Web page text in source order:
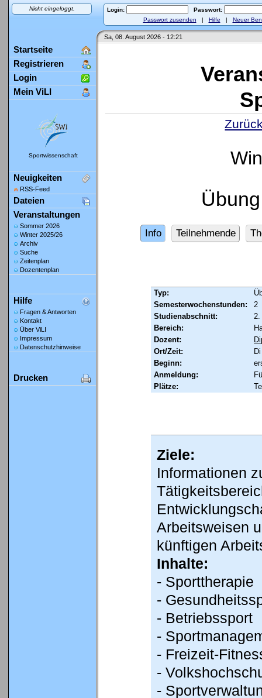
Nicht eingeloggt. Login:
Passwort:
Passwort zusenden | Hilfe | Neuer
Sa, 08. August 2026 - 12:21
Startseite
Registrieren
Login
Mein ViLI
Sportwissenschaft
Neuigkeiten
RSS-Feed
Dateien
Veranstaltungen
Sommer 2026
Winter 2025/26
Archiv
Suche
Zeitenplan
Dozentenplan
Hilfe
Fragen & Antworten
Kontakt
Über ViLI
Impressum
Datenschutzhinweise
Drucken
Info Teilnehmende
Typ:
Semesterwochenstunden:
2
Studienabschnitt:
Bereich:
Dozent:
Ort/Zeit:
Beginn:
Anmeldung:
Plätze:
Ziele:
Informationen
Arbeitsweisen
künftigen
Inhalte:
- Sporttherapie
-
- Betriebssport
-
- Freizeit-
-
-